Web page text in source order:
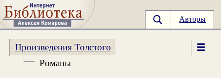
Авторы
Произведения Толстого
Романы